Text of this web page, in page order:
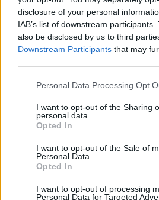
disclosure of your personal
IAB’s list of downstream
also be disclosed by us to third
Downstream Participants that may
Please note that this website/app
not limited to your visit or usage
grant or deny consent to Google and
use your data for below specified
consent section.
Personal Data Processing Opt
I want to opt-out of the Sharing
personal data.
Opted In
I want to opt-out of the Sale of
Personal Data.
Opted In
I want to opt-out of processing
Personal Data for Targeted
SZTÁRHÍREK
félresiklott az életük